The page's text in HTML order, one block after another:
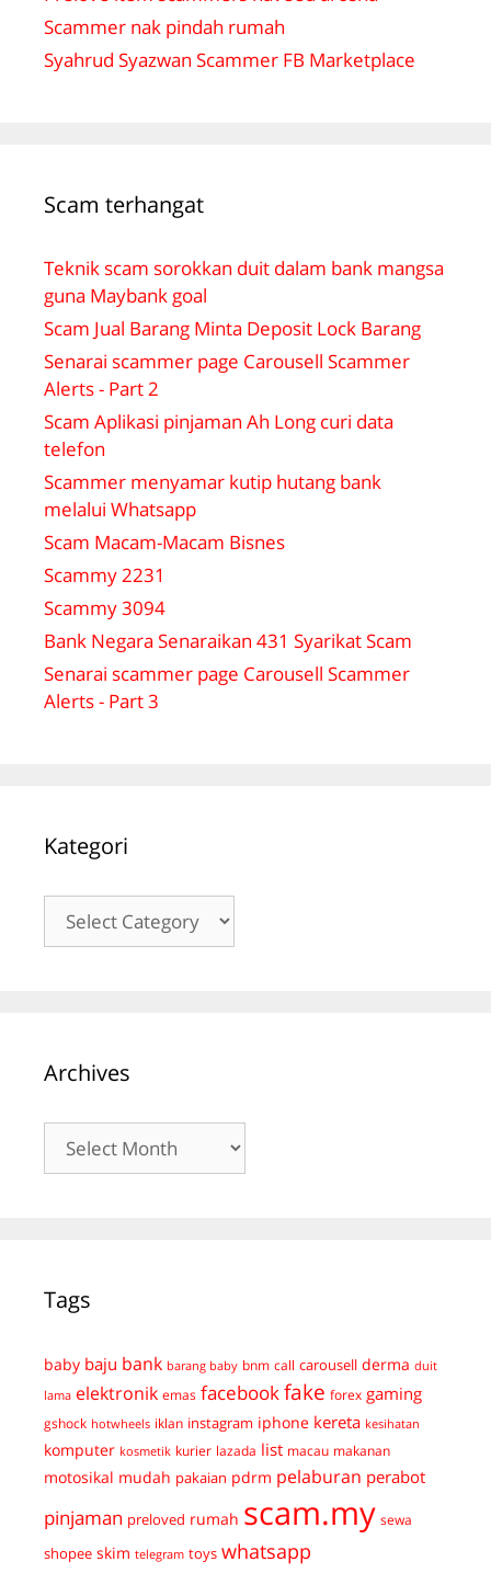
Scammer nak pindah rumah
Syahrud Syazwan Scammer FB Marketplace
Scam terhangat
Teknik scam sorokkan duit dalam bank mangsa
guna Maybank goal
Scam Jual Barang Minta Deposit Lock Barang
Senarai scammer page Carousell Scammer
Alerts - Part 2
Scam Aplikasi pinjaman Ah Long curi data
telefon
Scammer menyamar kutip hutang bank
melalui Whatsapp
Scam Macam-Macam Bisnes
Scammy 2231
Scammy 3094
Bank Negara Senaraikan 431 Syarikat Scam
Senarai scammer page Carousell Scammer
Alerts - Part 3
Kategori
Kategori
Archives
Archives
Tags
baby baju bank barang baby bnm call carousell derma duit
lama elektronik emas facebookfake forex gaming
gshock hotwheels iklan instagram iphone kereta kesihatan
komputer kosmetik kurier lazada list macau makanan
motosikal mudah pakaian pdrm pelaburan perabot
pinjaman preloved rumah scam.my sewa
shopee skim telegram toys whatsapp